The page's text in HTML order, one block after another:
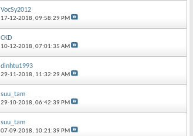
VocSy2012
17-12-2018,09:58:29 PM
CKD
10-12-2018,07:01:35 AM
dinhtu1993
29-11-2018, 11:32:29 AM
suu_tam
29-10-2018,06:42:39 PM
suu_tam
07-09-2018, 10:21:39 PM